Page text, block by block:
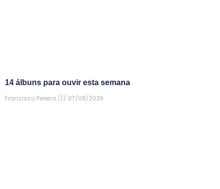
14 álbuns para ouvir esta semana
Francisco Pereira
07/08/2026